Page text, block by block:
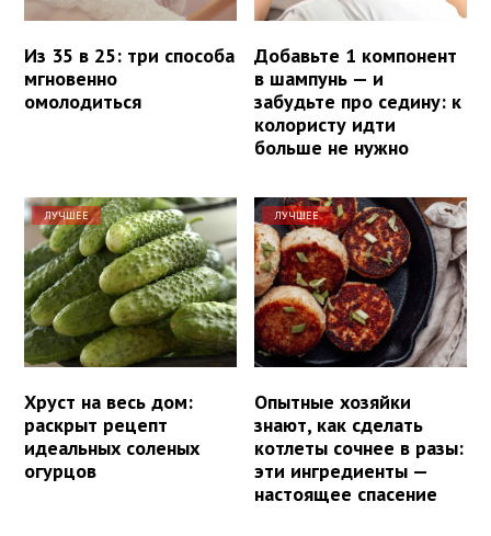
Из 35 в 25: три способа
мгновенно
омолодиться
Добавьте 1 компонент
в шампунь — и
забудьте про седину: к
колористу идти
больше не нужно
ЛУЧШЕЕ
Хруст на весь дом:
раскрыт рецепт
идеальных соленых
огурцов
ЛУЧШЕЕ
Опытные хозяйки
знают, как сделать
котлеты сочнее в разы:
эти ингредиенты —
настоящее спасение